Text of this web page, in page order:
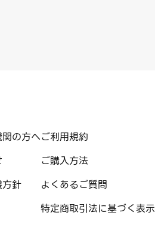
の方へ
針
ご利用規約
ご購入方法
よくあるご質問
特定商取引法に基づく表示